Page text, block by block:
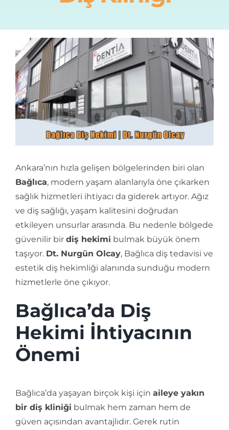
İletişim
Ankara’nın hızla gelişen bölgelerinden biri olan
Bağlıca, modern yaşam alanlarıyla öne çıkarken
sağlık hizmetleri ihtiyacı da giderek artıyor. Ağız
ve diş sağlığı, yaşam kalitesini doğrudan
etkileyen unsurlar arasında. Bu nedenle bölgede
güvenilir bir diş hekimi bulmak büyük önem
taşıyor. Dt. Nurgün Olcay, Bağlıca diş tedavisi ve
estetik diş hekimliği alanında sunduğu modern
hizmetlerle öne çıkıyor.
Bağlıca’da Diş
Hekimi İhtiyacının
Önemi
Bağlıca’da yaşayan birçok kişi için aileye yakın
bir diş kliniği bulmak hem zaman hem de
güven açısından avantajlıdır. Gerek rutin